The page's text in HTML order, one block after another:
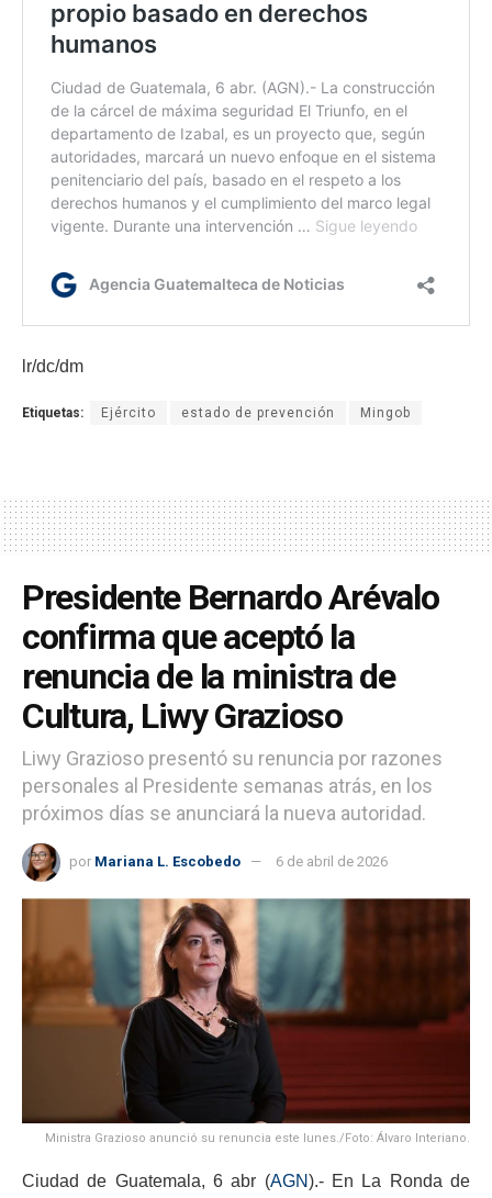
lr/dc/dm
Etiquetas: Ejército estado de prevención Mingob
Presidente Bernardo Arévalo
confirma que aceptó la
renuncia de la ministra de
Cultura, Liwy Grazioso
Liwy Grazioso presentó su renuncia por razones
personales al Presidente semanas atrás, en los
próximos días se anunciará la nueva autoridad.
por Mariana L. Escobedo 6 de abril de 2026
Ministra Grazioso anunció su renuncia este lunes./Foto: Álvaro Interiano.
Ciudad de Guatemala, 6 abr (AGN).- En La Ronda de